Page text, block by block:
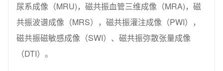
尿系成像（MRU)，磁共振血管三维成像（MRA)，磁
共振波谱成像（MRS），磁共振灌注成像（PWI），
磁共振磁敏感成像（SWI）、磁共振弥散张量成像
（DTI）。